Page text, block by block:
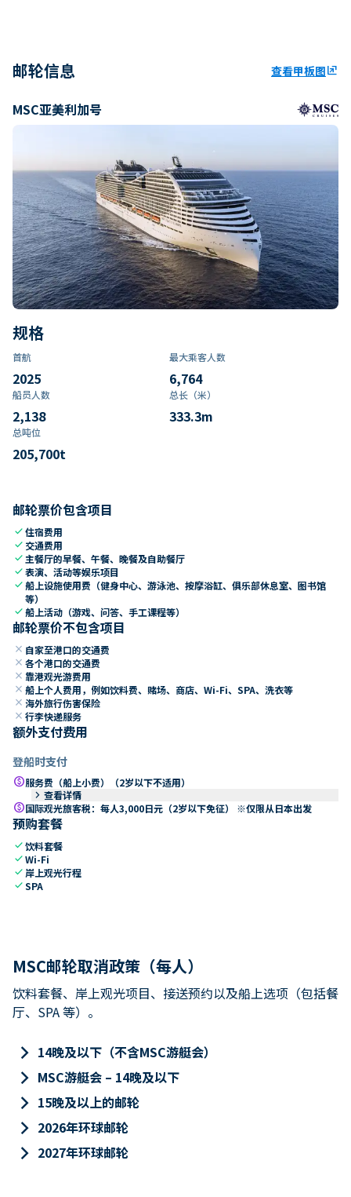
邮轮信息 查看甲板图ungroup
MSC亚美利加号
规格
首航
2025
最大乘客人数
6,764
船员人数
2,138
总长（米）
333.3m
总吨位
205,700t
邮轮票价包含项目
check住宿费用
check 交通费用
check 主餐厅的早餐、午餐、晚餐及自助餐厅
check表演、活动等娱乐项目
check船上设施使用费（健身中心、游泳池、按摩浴缸、俱乐部休息室、图书馆
等）
check船上活动（游戏、问答、手工课程等）
邮轮票价不包含项目
close 自家至港口的交通费
close 各个港口的交通费
close 靠港观光游费用
close 船上个人费用，例如饮料费、赌场、商店、Wi-Fi、SPA、洗衣等
close 海外旅行伤害保险
close 行李快递服务
额外支付费用
登船时支付
paid服务费（船上小费）（2岁以下不适用）
keyboard_arrow_right 查看详情
paid国际观光旅客税：每人3,000日元（2岁以下免征） ※仅限从日本出发
预购套餐
check饮料套餐
checkWi-Fi
check 岸上观光行程
checkSPA
MSC邮轮取消政策（每人）
饮料套餐、岸上观光项目、接送预约以及船上选项（包括餐
厅、SPA 等）。
keyboard_arrow_right 14晚及以下（不含MSC游艇会）
keyboard_arrow_right MSC游艇会 – 14晚及以下
keyboard_arrow_right 15晚及以上的邮轮
keyboard_arrow_right 2026年环球邮轮
keyboard_arrow_right 2027年环球邮轮